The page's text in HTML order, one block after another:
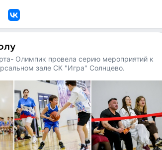
Олимпик провела серию мероприятий к
зале СК "Игра" Солнцево.